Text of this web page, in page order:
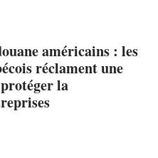
américains : les
réclament une
la